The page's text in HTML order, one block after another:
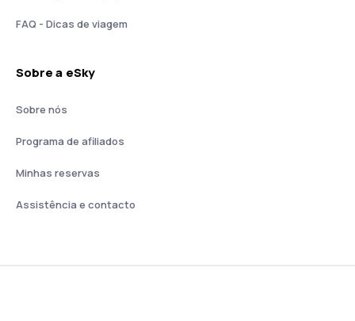
FAQ - Dicas de viagem
Sobre a eSky
Sobre nós
Programa de afiliados
Minhas reservas
Assistência e contacto